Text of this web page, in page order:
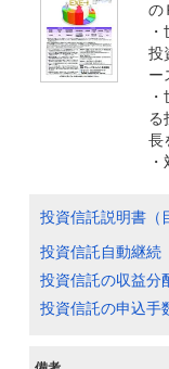
の
投
ー
る
長
投資信託説明書（
投資信託自動継続
投資信託の収益分
投資信託の申込手